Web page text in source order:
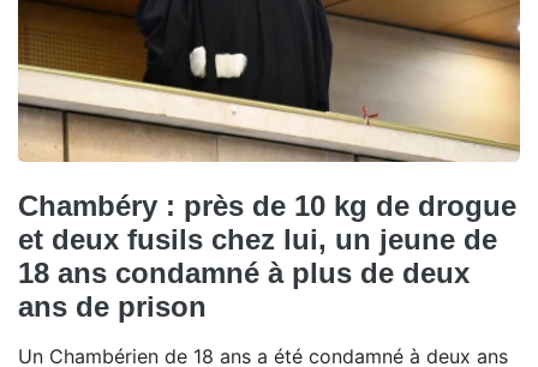
Chambéry : près de 10 kg de drogue
et deux fusils chez lui, un jeune de
18 ans condamné à plus de deux
ans de prison
Un Chambérien de 18 ans a été condamné à deux ans